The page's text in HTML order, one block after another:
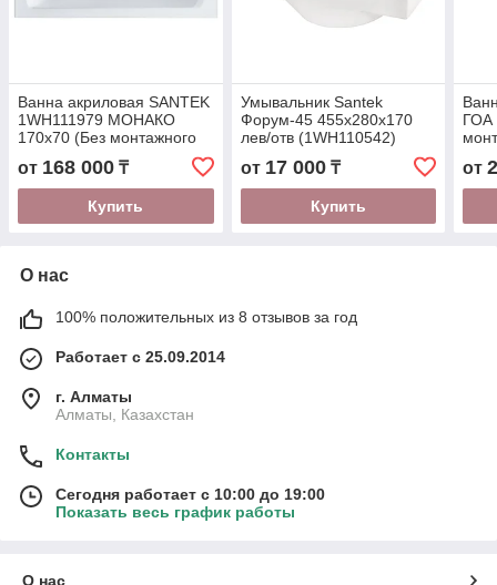
Ванна акриловая SANTEK
1WH111979 МОНАКО
170х70 (Без монтажного
комплекта) (1WH111979)
от 168 000 ₸
Купить
Умывальник Santek
Форум-45 455x280x170
лев/отв (1WH110542)
от 17 000₸
Купить
ГОА
от
О нас
100% положительных из 8 отзывов за год
Работает с 25.09.2014
г. Алматы
Алматы, Казахстан
Контакты
Сегодня работает с 10:00 до 19:00
Показать весь график работы
О нас